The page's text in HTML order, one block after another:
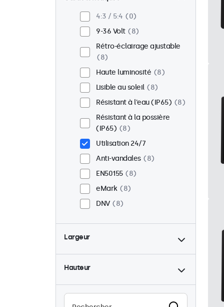
VESA 75 x 75
VESA 100 x 100
4:3 / 5:4
0
9-36 Volt
8
Rétro-éclairage ajustable
8
Haute luminosité
8
Lisible au soleil
8
Résistant à l'eau (IP65)
8
Résistant à la possière
(IP65)
8
Utilisation 24/7
Anti-vandales
8
EN50155
8
eMark
8
DNV
8
Largeur
Hauteur